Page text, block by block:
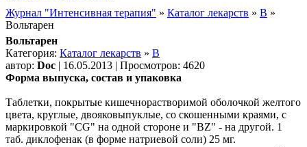
Журнал "Интенсивная терапия" » Каталог лекарств » В »
Вольтарен
Вольтарен
Категория: Каталог лекарств » В
автор: Doc | 16.05.2013 | Просмотров: 4620
Форма выпуска, состав и упаковка
Таблетки, покрытые кишечнорастворимой оболочкой желтого
цвета, круглые, двояковыпуклые, со скошенными краями, с
маркировкой "CG" на одной стороне и "BZ" - на другой. 1
таб. диклофенак (в форме натриевой соли) 25 мг.